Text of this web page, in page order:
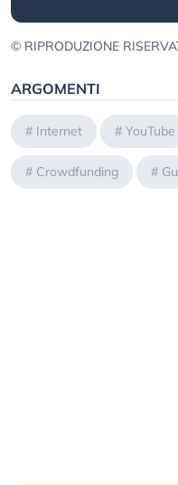
© RIPRODUZIONE
ARGOMENTI
# Internet # YouTube
# Crowdfunding #